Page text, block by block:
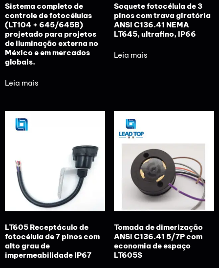
Sistema completo de
controle de fotocélulas
(LT104 + 645/645B)
projetado para projetos
de iluminação externa no
México e em mercados
globais.
Leia mais
Soquete fotocélula de 3
pinos com trava giratória
ANSI C136.41 NEMA
LT645, ultrafino, IP66
Leia mais
LT605 Receptáculo de
fotocélula de 7 pinos com
alto grau de
impermeabilidade IP67
Tomada de dimerização
ANSI C136.41 5/7P com
economia de espaço
LT605S